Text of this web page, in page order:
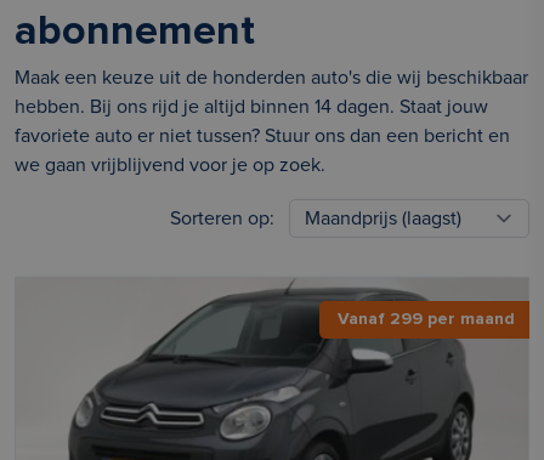
abonnement
Maak een keuze uit de honderden auto's die wij beschikbaar
hebben. Bij ons rijd je altijd binnen 14 dagen. Staat jouw
favoriete auto er niet tussen? Stuur ons dan een bericht en
we gaan vrijblijvend voor je op zoek.
Sorteren op:
Vanaf 299 per maand